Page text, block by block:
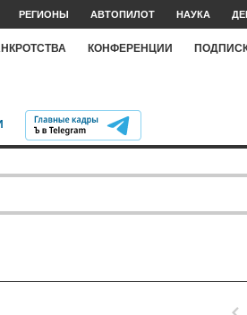
РЕГИОНЫ АВТОПИЛОТ НАУКА
КОНФЕРЕНЦИИ